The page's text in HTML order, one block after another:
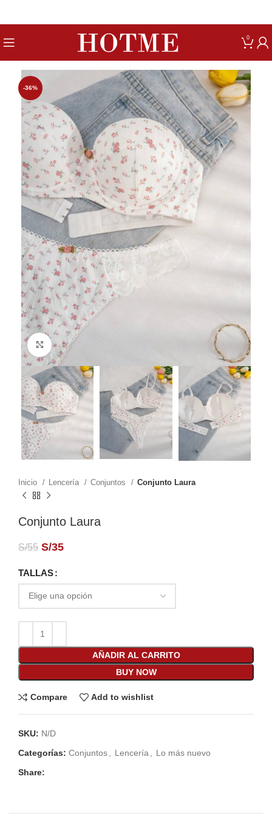
0
-36%
Click to enlarge
Inicio Lencería Conjuntos Conjunto Laura
Conjunto Laura
S/55 S/35
TALLAS
AÑADIR AL CARRITO
BUY NOW
Compare Add to wishlist
SKU: N/D
Categorías: Conjuntos Lencería
Lo más nuevo
Share: